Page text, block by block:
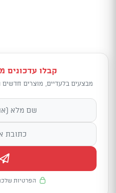
קבלו עדכונים
מבצעים בלעדיים, מוצרים חדשים
הפרטיות